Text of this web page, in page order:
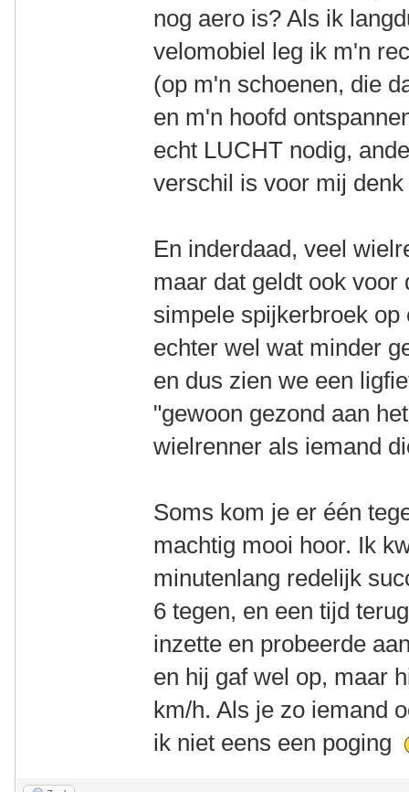
nog aero is? Als ik
velomobiel leg ik m'n
(op m'n schoenen, die
en m'n hoofd
echt LUCHT nodig,
verschil is voor mij
En inderdaad, veel
maar dat geldt ook
simpele spijkerbroek
echter wel wat minder
en dus zien we een
"gewoon gezond aan
wielrenner als iemand
Soms kom je er één
machtig mooi hoor. Ik
minutenlang redelijk
6 tegen, en een tijd
inzette en probeerde
en hij gaf wel op, maar
km/h. Als je zo iemand
ik niet eens een poging